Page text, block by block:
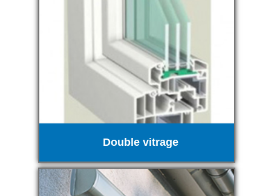
Double vitrage